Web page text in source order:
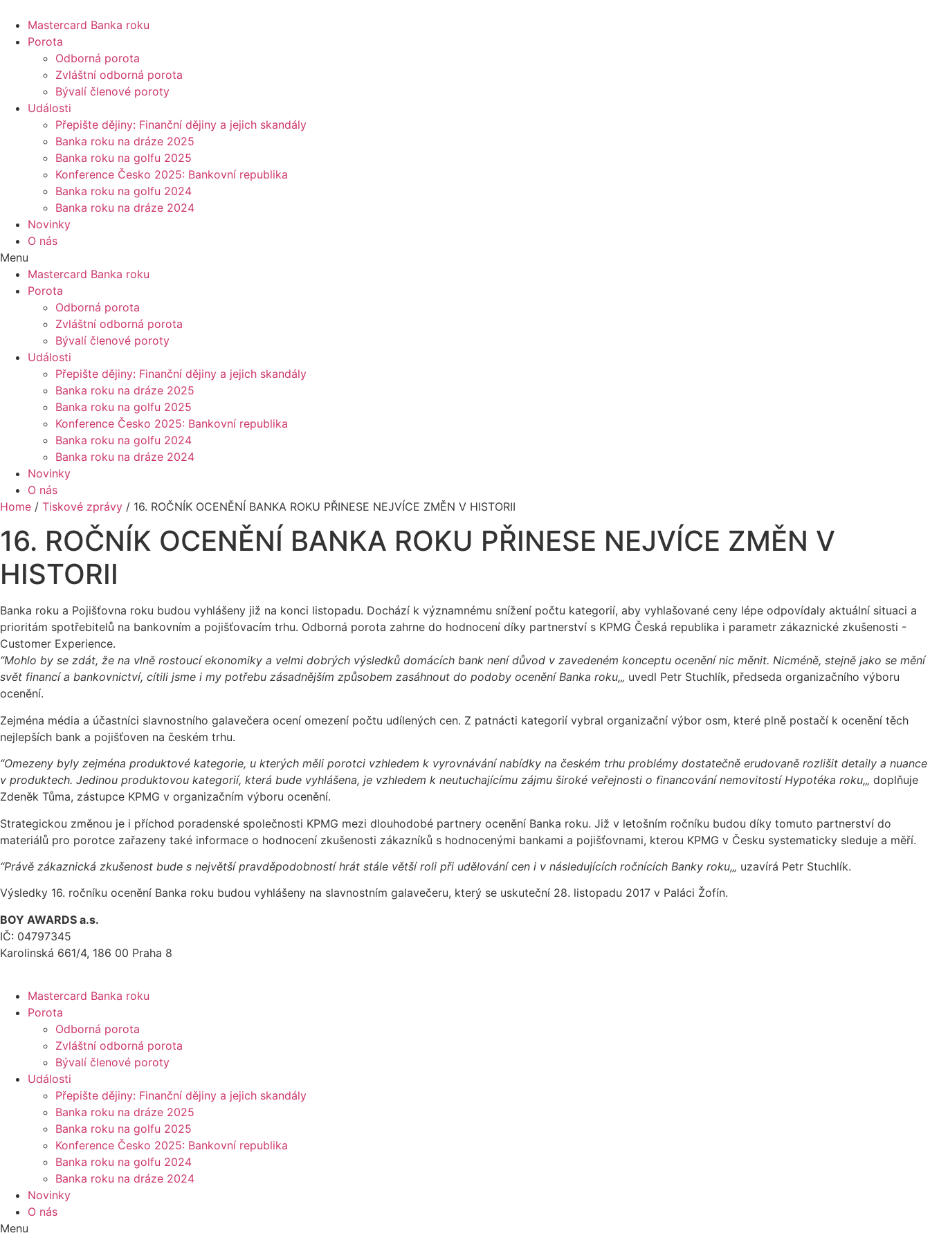
obsahu
Mastercard Banka roku
Porota
Odborná porota
Zvláštní odborná porota
Bývalí členové poroty
Události
Přepište dějiny: Finanční dějiny a jejich skandály
Banka roku na dráze 2025
Banka roku na golfu 2025
Konference Česko 2025: Bankovní republika
Banka roku na golfu 2024
Banka roku na dráze 2024
Novinky
O nás
Menu
Mastercard Banka roku
Porota
Odborná porota
Zvláštní odborná porota
Bývalí členové poroty
Události
Přepište dějiny: Finanční dějiny a jejich skandály
Banka roku na dráze 2025
Banka roku na golfu 2025
Konference Česko 2025: Bankovní republika
Banka roku na golfu 2024
Banka roku na dráze 2024
Novinky
O nás
Home / Tiskové zprávy / 16. ROČNÍK OCENĚNÍ BANKA ROKU PŘINESE NEJVÍCE ZMĚN V HISTORII
16. ROČNÍK OCENĚNÍ BANKA ROKU PŘINESE NEJVÍCE ZMĚN V
HISTORII
Banka roku a Pojišťovna roku budou vyhlášeny již na konci listopadu. Dochází k významnému snížení počtu kategorií, aby vyhlašované ceny lépe odpovídaly aktuální situaci a
prioritám spotřebitelů na bankovním a pojišťovacím trhu. Odborná porota zahrne do hodnocení díky partnerství s KPMG Česká republika i parametr zákaznické zkušenosti -
Customer Experience.
“Mohlo by se zdát, že na vlně rostoucí ekonomiky a velmi dobrých výsledků domácích bank není důvod v zavedeném konceptu ocenění nic měnit. Nicméně, stejně jako se mění
svět financí a bankovnictví, cítili jsme i my potřebu zásadnějším způsobem zasáhnout do podoby ocenění Banka roku,„ uvedl Petr Stuchlík, předseda organizačního výboru
ocenění.
Zejména média a účastníci slavnostního galavečera ocení omezení počtu udílených cen. Z patnácti kategorií vybral organizační výbor osm, které plně postačí k ocenění těch
nejlepších bank a pojišťoven na českém trhu.
“Omezeny byly zejména produktové kategorie, u kterých měli porotci vzhledem k vyrovnávání nabídky na českém trhu problémy dostatečně erudovaně rozlišit detaily a nuance
v produktech. Jedinou produktovou kategorií, která bude vyhlášena, je vzhledem k neutuchajícímu zájmu široké veřejnosti o financování nemovitostí Hypotéka roku,„ doplňuje
Zdeněk Tůma, zástupce KPMG v organizačním výboru ocenění.
Strategickou změnou je i příchod poradenské společnosti KPMG mezi dlouhodobé partnery ocenění Banka roku. Již v letošním ročníku budou díky tomuto partnerství do
materiálů pro porotce zařazeny také informace o hodnocení zkušenosti zákazníků s hodnocenými bankami a pojišťovnami, kterou KPMG v Česku systematicky sleduje a měří.
“Právě zákaznická zkušenost bude s největší pravděpodobností hrát stále větší roli při udělování cen i v následujících ročnících Banky roku,„ uzavírá Petr Stuchlík.
Výsledky 16. ročníku ocenění Banka roku budou vyhlášeny na slavnostním galavečeru, který se uskuteční 28. listopadu 2017 v Paláci Žofín.
BOY AWARDS a.s.
IČ: 04797345
Karolinská 661/4, 186 00 Praha 8
Mastercard Banka roku
Porota
Odborná porota
Zvláštní odborná porota
Bývalí členové poroty
Události
Přepište dějiny: Finanční dějiny a jejich skandály
Banka roku na dráze 2025
Banka roku na golfu 2025
Konference Česko 2025: Bankovní republika
Banka roku na golfu 2024
Banka roku na dráze 2024
Novinky
O nás
Menu